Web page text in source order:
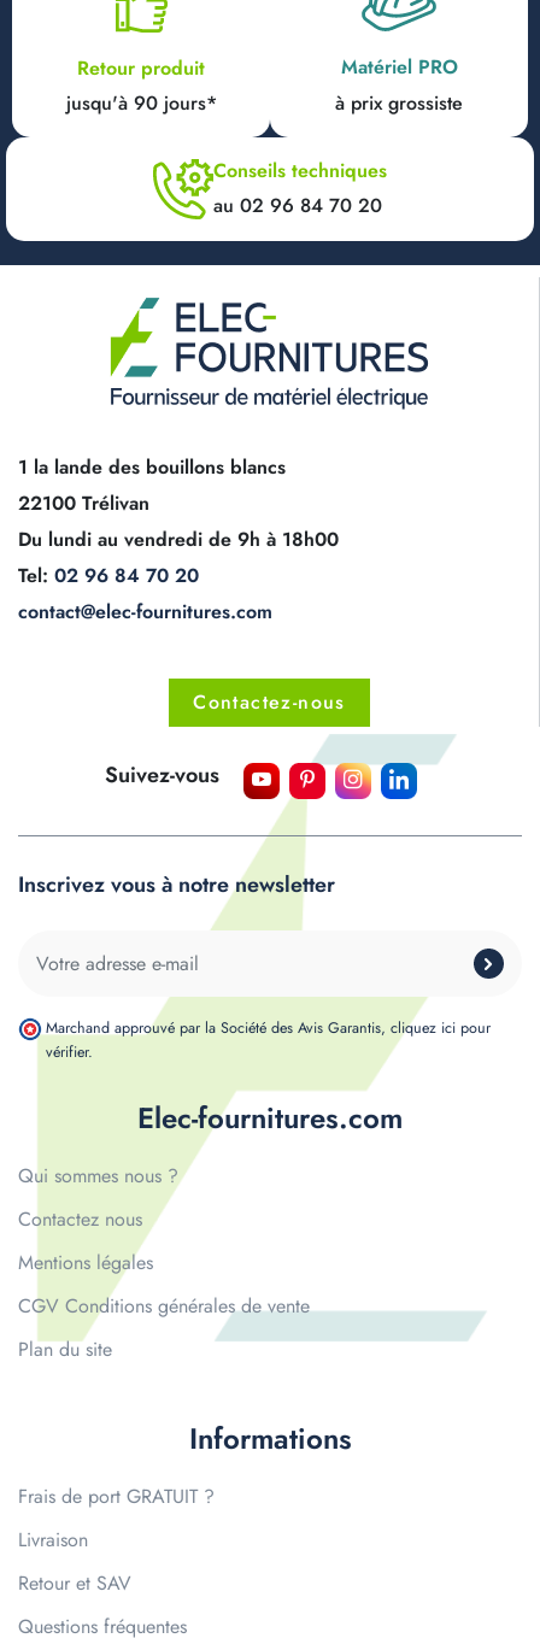
Retour produit
jusqu'à 90 jours*
Matériel PRO
à prix grossiste
Conseils techniques
au 02 96 84 70 20
1 la lande des bouillons blancs
22100 Trélivan
Du lundi au vendredi de 9h à 18h00
Tel: 02 96 84 70 20
contact@elec-fournitures.com
Contactez-nous
Elec-fournitures.com
Qui sommes nous ?
Contactez nous
Mentions légales
CGV Conditions générales de vente
Plan du site
Informations
Frais de port GRATUIT ?
Livraison
Retour et SAV
Questions fréquentes
Suivez-vous
Inscrivez vous à notre newsletter
Marchand approuvé par la Société des Avis Garantis, cliquez ici pour
vérifier.